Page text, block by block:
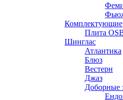
Комплектующие
Плита
Шинглас
Атлантика
Блюз
Вестерн
Джаз
Доборные